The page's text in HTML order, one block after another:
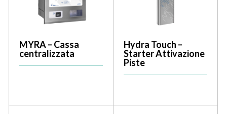
MYRA – Cassa
centralizzata
Hydra Touch –
Starter Attivazione
Piste